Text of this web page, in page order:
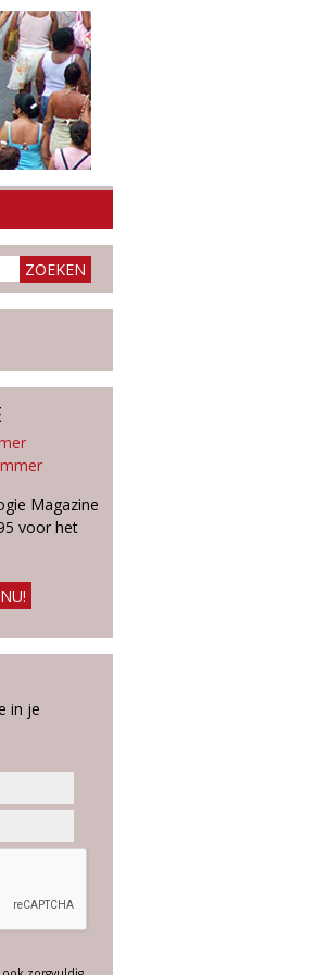
Magazine
voor het
in je